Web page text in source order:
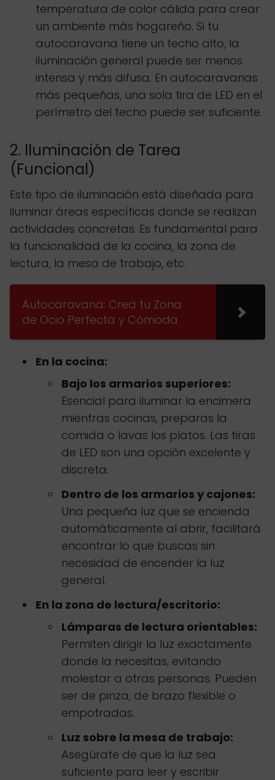
temperatura de color cálida para crear
un ambiente más hogareño. Si tu
autocaravana tiene un techo alto, la
iluminación general puede ser menos
intensa y más difusa. En autocaravanas
más pequeñas, una sola tira de LED en el
perímetro del techo puede ser suficiente.
2. Iluminación de Tarea
(Funcional)
Este tipo de iluminación está diseñada para
iluminar áreas específicas donde se realizan
actividades concretas. Es fundamental para
la funcionalidad de la cocina, la zona de
lectura, la mesa de trabajo, etc.
Autocaravana: Crea tu Zona
de Ocio Perfecta y Cómoda
En la cocina:
Bajo los armarios superiores:
Esencial para iluminar la encimera
mientras cocinas, preparas la
comida o lavas los platos. Las tiras
de LED son una opción excelente y
discreta.
Dentro de los armarios y cajones:
Una pequeña luz que se encienda
automáticamente al abrir, facilitará
encontrar lo que buscas sin
necesidad de encender la luz
general.
En la zona de lectura/escritorio:
Lámparas de lectura orientables:
Permiten dirigir la luz exactamente
donde la necesitas, evitando
molestar a otras personas. Pueden
ser de pinza, de brazo flexible o
empotradas.
Luz sobre la mesa de trabajo:
Asegúrate de que la luz sea
suficiente para leer y escribir